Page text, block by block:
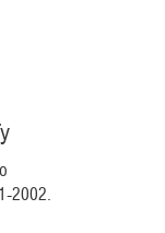
2002.